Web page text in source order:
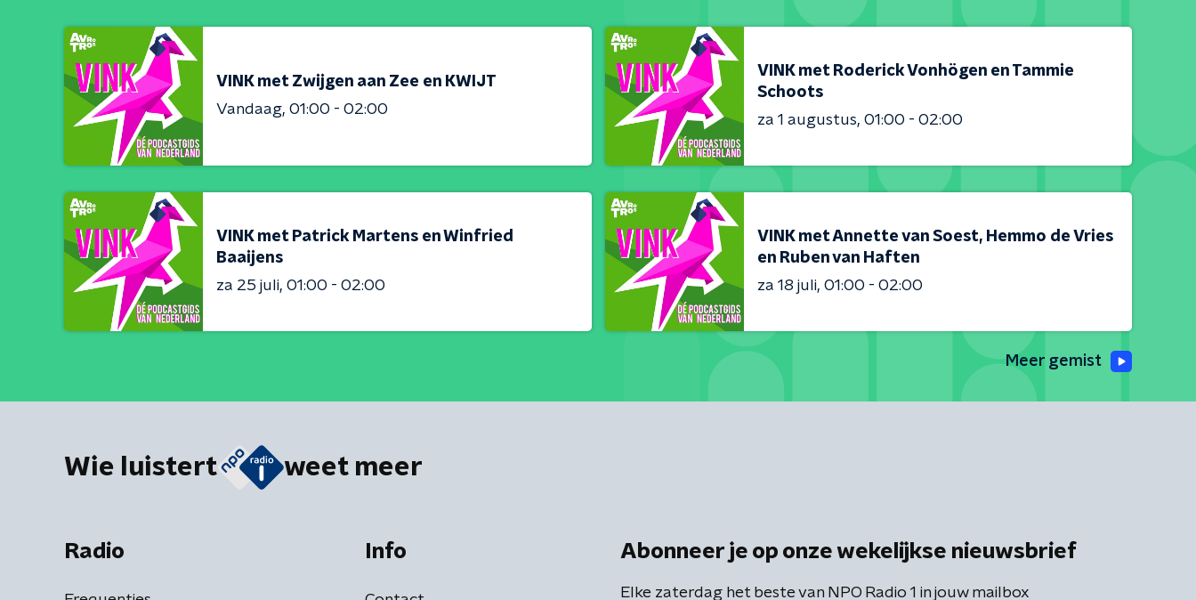
VINK met Zwijgen aan Zee en KWIJT
Vandaag 01:00 - 02:00
VINK met Roderick Vonhögen en Tammie
Schoots
za 1 augustus 01:00 - 02:00
VINK met Patrick Martens en Winfried
Baaijens
za 25 juli 01:00 - 02:00
VINK met Annette van Soest, Hemmo de Vries
en Ruben van Haften
za 18 juli 01:00 - 02:00
Meer gemist
Wie luistert weet meer
Radio Info Abonneer je op onze wekelijkse nieuwsbrief
Elke zaterdag het beste van NPO Radio 1 in jouw mailbox